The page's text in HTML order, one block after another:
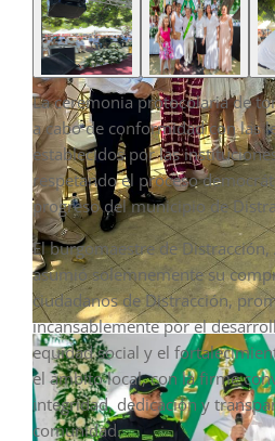
La ceremonia protocolaria de
a cabo de conformidad con las
establecidos por las
respetando el proceso
progreso del municipio de
El burgomaestre de
asumió solemnemente su
ciudadanos de Distracción,
incansablemente por el
equidad social y el
el ámbito local, con la firme
integridad, dedicación y
comunidad.